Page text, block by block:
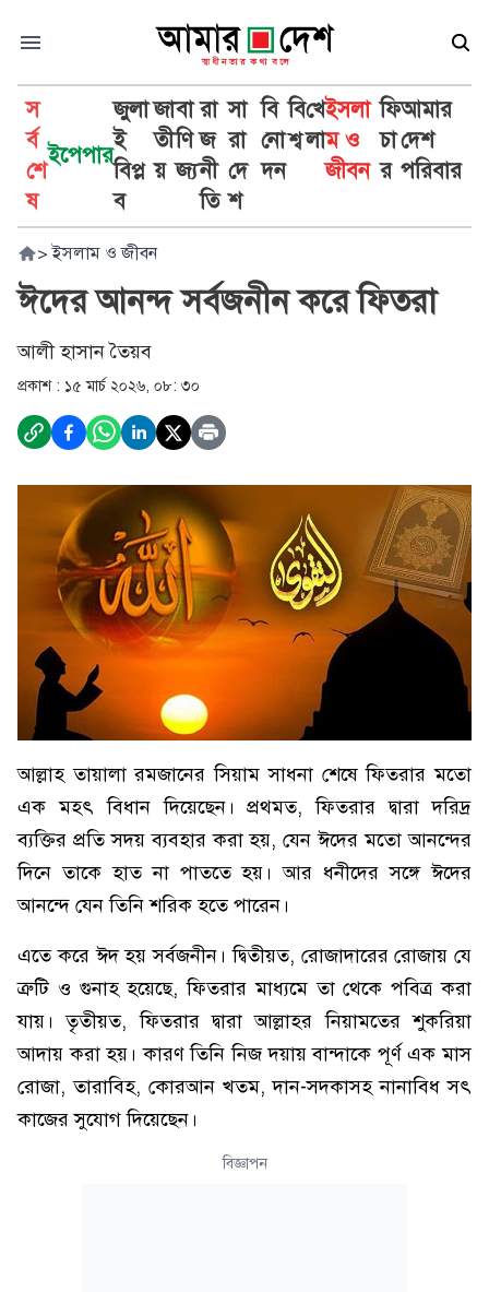
স
র্ব
শে
ষ
ইপেপার
জুলা
ই
বিপ্ল
ব
জা
তী
য়
বা
ণি
জ্য
রা
জ
নী
তি
সা
রা
দে
শ
বি
নো
দন
বি
শ্ব
খে
লা
ইসলা
ম ও
জীবন
ফি
চা
র
আমার
দেশ
পরিবার
> ইসলাম ও জীবন
ঈদের আনন্দ সর্বজনীন করে ফিতরা
আলী হাসান তৈয়ব
প্রকাশ : ১৫ মার্চ ২০২৬, ০৮: ৩০
আল্লাহ তায়ালা রমজানের সিয়াম সাধনা শেষে ফিতরার মতো
এক মহৎ বিধান দিয়েছেন। প্রথমত, ফিতরার দ্বারা দরিদ্র
ব্যক্তির প্রতি সদয় ব্যবহার করা হয়, যেন ঈদের মতো আনন্দের
দিনে তাকে হাত না পাততে হয়। আর ধনীদের সঙ্গে ঈদের
আনন্দে যেন তিনি শরিক হতে পারেন।
এতে করে ঈদ হয় সর্বজনীন। দ্বিতীয়ত, রোজাদারের রোজায় যে
ত্রুটি ও গুনাহ হয়েছে, ফিতরার মাধ্যমে তা থেকে পবিত্র করা
যায়। তৃতীয়ত, ফিতরার দ্বারা আল্লাহর নিয়ামতের শুকরিয়া
আদায় করা হয়। কারণ তিনি নিজ দয়ায় বান্দাকে পূর্ণ এক মাস
রোজা, তারাবিহ, কোরআন খতম, দান-সদকাসহ নানাবিধ সৎ
কাজের সুযোগ দিয়েছেন।
বিজ্ঞাপন